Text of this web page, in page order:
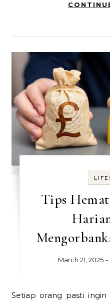
Tips
March 21, 2025 -
Setiap orang pasti ingin menghemat pengeluaran